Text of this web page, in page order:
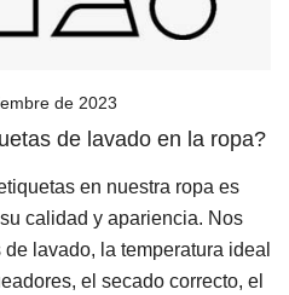
de 2023
de lavado en la ropa?
en nuestra ropa es
calidad y apariencia. Nos
lavado, la temperatura ideal
el secado correcto, el